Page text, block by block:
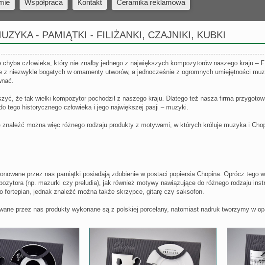
Współpraca Kontakt Ceramika reklamowa
- PAMIĄTKI - FILIŻANKI, CZAJNIKI, KUBKI
chyba człowieka, który nie znałby jednego z największych kompozytorów naszego kraju –
z niezwykle bogatych w ornamenty utworów, a jednocześnie z ogromnych umiejętności
że tak wielki kompozytor pochodził z naszego kraju. Dlatego też nasza firma
tego historycznego człowieka i jego największej pasji – muzyki.
znaleźć można więc różnego rodzaju produkty z motywami, w których króluje muzyka i
przez nas pamiątki posiadają zdobienie w postaci popiersia Chopina. Oprócz tego
(np. mazurki czy preludia), jak również motywy nawiązujące do różnego rodzaju
fortepian, jednak znaleźć można także skrzypce, gitarę czy saksofon.
przez nas produkty wykonane są z polskiej porcelany, natomiast nadruk tworzymy w